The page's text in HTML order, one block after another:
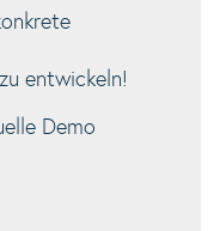
entwickeln!
Demo